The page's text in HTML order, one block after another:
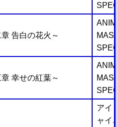
告白の花火～
幸せの紅葉～
アイ
ャイ